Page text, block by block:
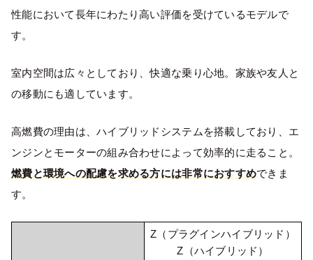
性能において長年にわたり高い評価を受けているモデルで
す。
室内空間は広々としており、快適な乗り心地。家族や友人と
の移動にも適しています。
高燃費の理由は、ハイブリッドシステムを搭載しており、エ
ンジンとモーターの組み合わせによって効率的に走ること。
燃費と環境への配慮を求める方には非常におすすめできま
す。
Z（プラグインハイブリッド）
Z（ハイブリッド）